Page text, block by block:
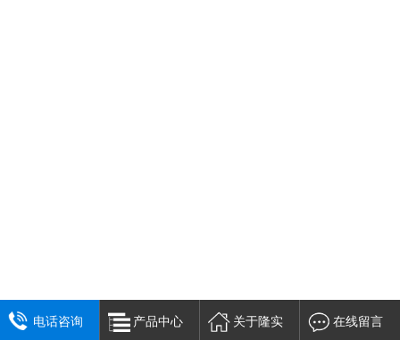
电话咨询 产品中心 关于隆实 在线留言